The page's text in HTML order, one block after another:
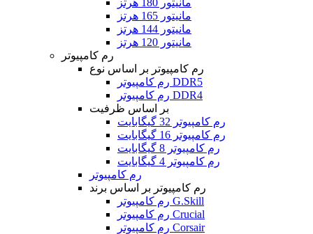
مانیتور 180 هرتز
مانیتور 165 هرتز
مانیتور 144 هرتز
مانیتور 120 هرتز
رم کامپیوتر
رم کامپیوتر بر اساس نوع
رم کامپیوتر DDR5
رم کامپیوتر DDR4
بر اساس ظرفیت
رم کامپیوتر 32 گیگابایت
رم کامپیوتر 16 گیگابایت
رم کامپیوتر 8 گیگابایت
رم کامپیوتر 4 گیگابایت
رم کامپیوتر
رم کامپیوتر بر اساس برند
رم کامپیوتر G.Skill
رم کامپیوتر Crucial
رم کامپیوتر Corsair